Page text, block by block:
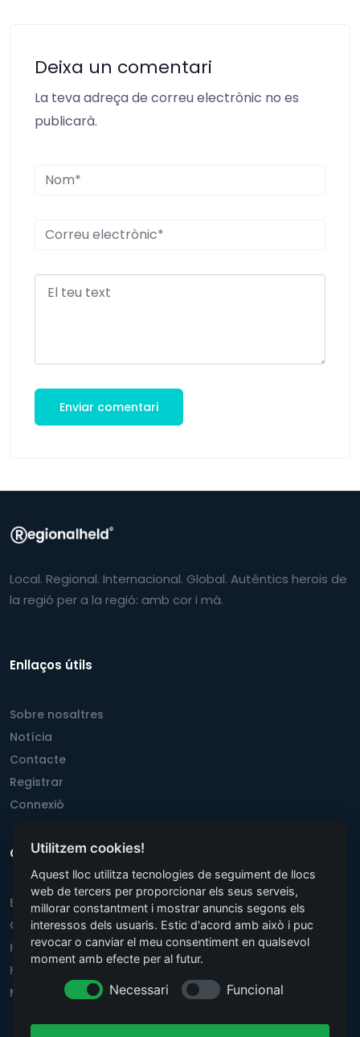
Deixa un comentari
La teva adreça de correu electrònic no es
publicarà.
Local. Regional. Internacional. Global. Autèntics herois de
la regió per a la regió: amb cor i mà.
Enllaços útils
Sobre nosaltres
Notícia
Contacte
Registrar
Connexió
Ciutats més populars
Berlín
Colònia
Hannover
Hamburg
Munic
Utilitzem cookies!
Aquest lloc utilitza tecnologies de seguiment de llocs
web de tercers per proporcionar els seus serveis,
millorar constantment i mostrar anuncis segons els
interessos dels usuaris. Estic d'acord amb això i puc
revocar o canviar el meu consentiment en qualsevol
moment amb efecte per al futur.
Necessari Funcional